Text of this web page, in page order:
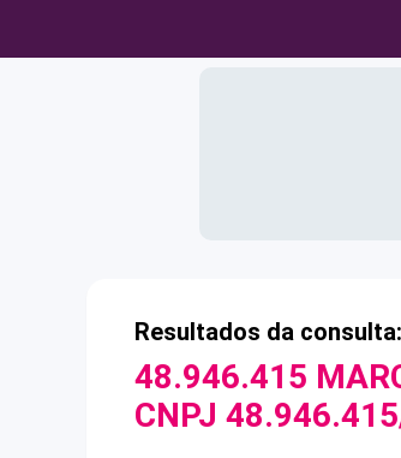
Resultados da consulta:
48.946.415
CNPJ